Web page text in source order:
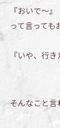
『おいで～』
って言っても
『いや、行
そんなこと言